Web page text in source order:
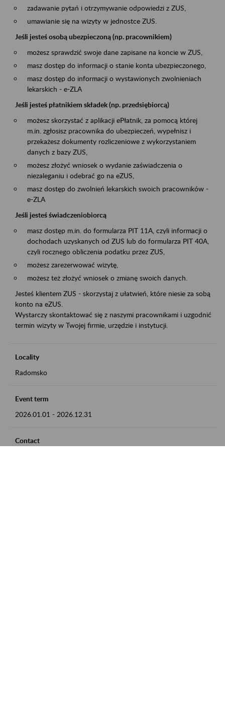
zadawanie pytań i otrzymywanie odpowiedzi z ZUS,
umawianie się na wizyty w jednostce ZUS.
Jeśli jesteś osobą ubezpieczoną (np. pracownikiem)
możesz sprawdzić swoje dane zapisane na koncie w ZUS,
masz dostęp do informacji o stanie konta ubezpieczonego,
masz dostęp do informacji o wystawionych zwolnieniach
lekarskich - e-ZLA
Jeśli jesteś płatnikiem składek (np. przedsiębiorcą)
możesz skorzystać z aplikacji ePłatnik, za pomocą której
m.in. zgłosisz pracownika do ubezpieczeń, wypełnisz i
przekażesz dokumenty rozliczeniowe z wykorzystaniem
danych z bazy ZUS,
możesz złożyć wniosek o wydanie zaświadczenia o
niezaleganiu i odebrać go na eZUS,
masz dostęp do zwolnień lekarskich swoich pracowników -
e-ZLA
Jeśli jesteś świadczeniobiorcą
masz dostęp m.in. do formularza PIT 11A, czyli informacji o
dochodach uzyskanych od ZUS lub do formularza PIT 40A,
czyli rocznego obliczenia podatku przez ZUS,
możesz zarezerwować wizytę,
możesz też złożyć wniosek o zmianę swoich danych.
Jesteś klientem ZUS - skorzystaj z ułatwień, które niesie za sobą
konto na eZUS.
Wystarczy skontaktować się z naszymi pracownikami i uzgodnić
termin wizyty w Twojej firmie, urzędzie i instytucji.
Locality
Radomsko
Event term
2026.01.01 - 2026.12.31
Contact